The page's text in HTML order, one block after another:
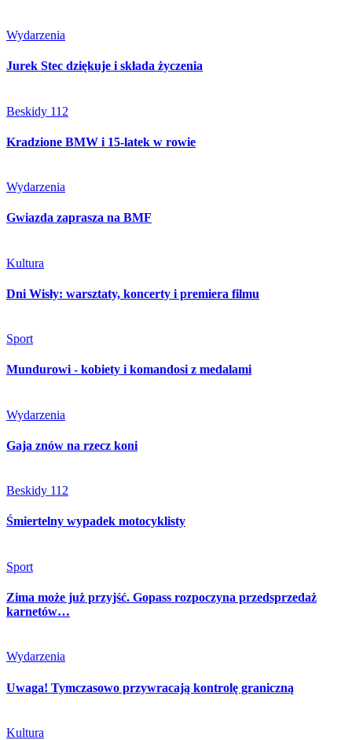
Wydarzenia
Jurek Stec dziękuje i składa życzenia
Beskidy 112
Kradzione BMW i 15-latek w rowie
Wydarzenia
Gwiazda zaprasza na BMF
Kultura
Dni Wisły: warsztaty, koncerty i premiera filmu
Sport
Mundurowi - kobiety i komandosi z medalami
Wydarzenia
Gaja znów na rzecz koni
Beskidy 112
Śmiertelny wypadek motocyklisty
Sport
Zima może już przyjść. Gopass rozpoczyna przedsprzedaż
karnetów…
Wydarzenia
Uwaga! Tymczasowo przywracają kontrolę graniczną
Kultura